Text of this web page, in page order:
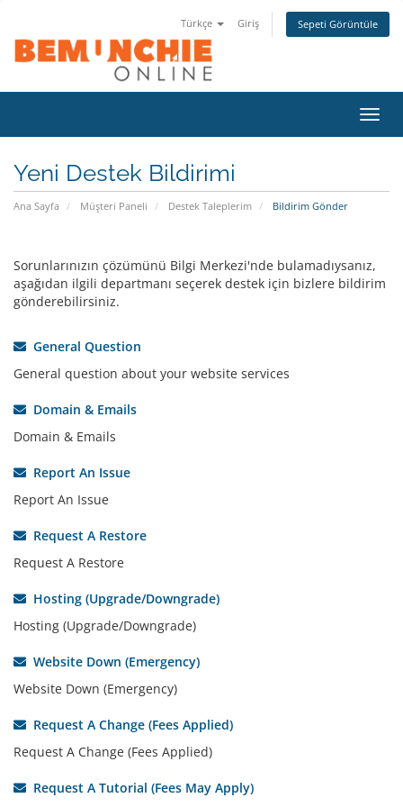
Türkçe Giriş Sepeti Görüntüle
Yeni Destek Bildirimi
Ana Sayfa Müşteri Paneli Destek Taleplerim Bildirim Gönder
Sorunlarınızın çözümünü Bilgi Merkezi'nde bulamadıysanız,
aşağıdan ilgili departmanı seçerek destek için bizlere bildirim
gönderebilirsiniz.
General Question
General question about your website services
Domain & Emails
Domain & Emails
Report An Issue
Report An Issue
Request A Restore
Request A Restore
Hosting (Upgrade/Downgrade)
Hosting (Upgrade/Downgrade)
Website Down (Emergency)
Website Down (Emergency)
Request A Change (Fees Applied)
Request A Change (Fees Applied)
Request A Tutorial (Fees May Apply)